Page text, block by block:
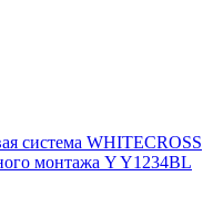
система WHITECROSS
монтажа Y Y1234BL